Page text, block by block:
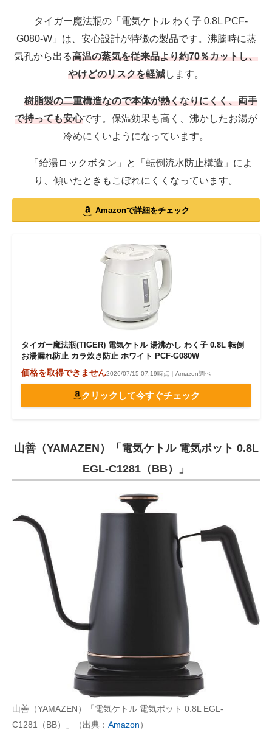
タイガー魔法瓶の「電気ケトル わく子 0.8L PCF-
G080-W」は、安心設計が特徴の製品です。沸騰時に蒸
気孔から出る高温の蒸気を従来品より約70％カットし、
やけどのリスクを軽減します。
樹脂製の二重構造なので本体が熱くなりにくく、両手
で持っても安心です。保温効果も高く、沸かしたお湯が
冷めにくいようになっています。
「給湯ロックボタン」と「転倒流水防止構造」によ
り、傾いたときもこぼれにくくなっています。
Amazonで詳細をチェック
タイガー魔法瓶(TIGER) 電気ケトル 湯沸かし わく子 0.8L 転倒
お湯漏れ防止 カラ炊き防止 ホワイト PCF-G080W
価格を取得できません2026/07/15 07:19時点｜Amazon調べ
クリックして今すぐチェック
山善（YAMAZEN）「電気ケトル 電気ポット 0.8L
EGL-C1281（BB）」
山善（YAMAZEN）「電気ケトル 電気ポット 0.8L EGL-
C1281（BB）」（出典： Amazon）